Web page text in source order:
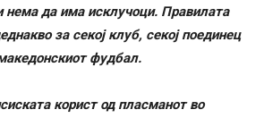
нема да има исклучоци. Правилата
за секој клуб, секој поединец
фудбал.
корист од пласманот во